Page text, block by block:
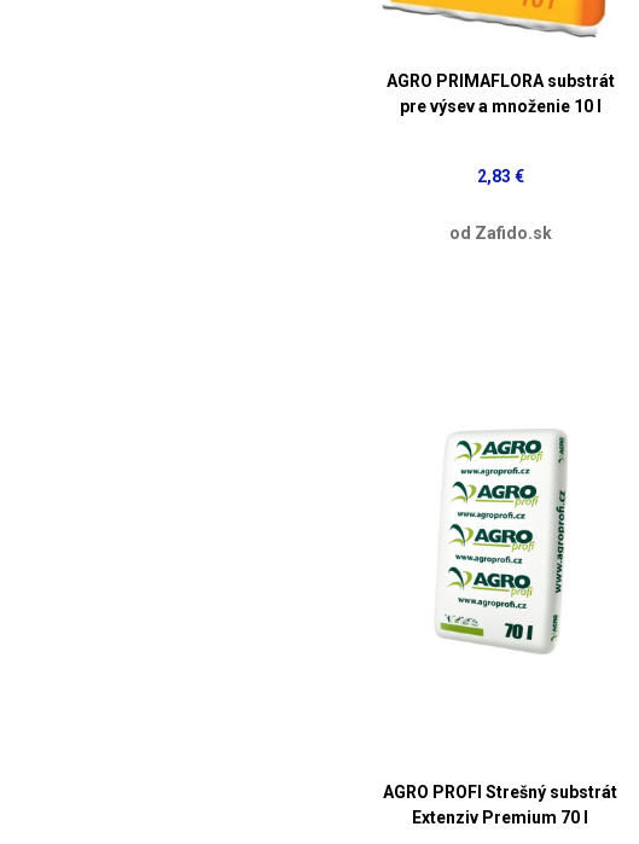
AGRO PRIMAFLORA substrát
pre výsev a množenie 10 l
2,83 €
od Zafido.sk
AGRO PROFI Strešný substrát
Extenziv Premium 70 l